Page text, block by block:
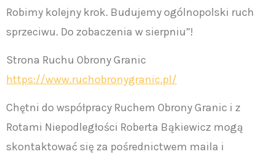
Robimy kolejny krok. Budujemy ogólnopolski ruch
sprzeciwu. Do zobaczenia w sierpniu”!
Strona Ruchu Obrony Granic
https://www.ruchobronygranic.pl/
Chętni do współpracy Ruchem Obrony Granic i z
Rotami Niepodległości Roberta Bąkiewicz mogą
skontaktować się za pośrednictwem maila i